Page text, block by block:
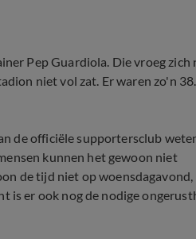
Pep Guardiola. Die vroeg zich
niet vol zat. Er waren zo'n
de officiële supportersclub
kunnen het gewoon niet
de tijd niet op woensdagavond,
is er ook nog de nodige